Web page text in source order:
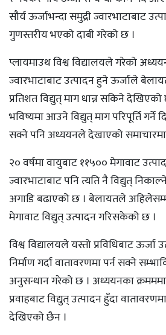
सौर्य ऊर्जाभन्दा समुद्री ज्वारभाटाबाट
गुणस्तरीय भएको दाबी गरेको छ ।
प्लायमाउथ विश्व विद्यालयले गरेको
ज्वारभाटाबाट उत्पादन हुने ऊर्जाले
प्रतिशत विद्युत् माग धान्न सकिने
भविष्यमा आउने विद्युत् माग परिपूर्ति गर्ने
सक्ने पनि अध्ययनले देखाएको
२० वर्षमा वायुबाट ११५०० मेगावाट
ज्वारभाटाबाट पनि त्यति नै विद्युत्
अगाडि बढाएको छ । बेलायतले
मेगावाट विद्युत् उत्पादन गरिसकेको छ ।
विश्व विद्यालयले यस्तो प्रविधिबाट ऊर्जा
निर्माण गर्दा वातावरणमा पर्न सक्ने
अनुसन्धान गरेको छ । अध्ययनका क्रमममा
प्रवाहबाट विद्युत् उत्पादन हुँदा
देखिएको छैन ।